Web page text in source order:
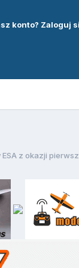
konto? Zaloguj
z okazji